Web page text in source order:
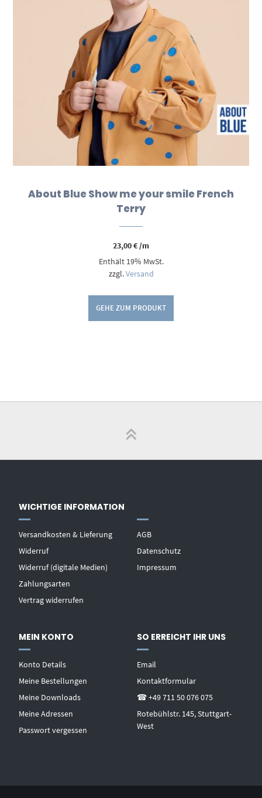
About Blue Show me your smile French
Terry
23,00€/m
Enthält 19% MwSt.
zzgl.Versand
GEHE ZUM PRODUKT
WICHTIGE INFORMATION
Versandkosten & Lieferung
Widerruf
Widerruf (digitale Medien)
Zahlungsarten
Vertrag widerrufen
AGB
Datenschutz
Impressum
MEIN KONTO
Konto Details
Meine Bestellungen
Meine Downloads
Meine Adressen
Passwort vergessen
SO ERREICHT IHR UNS
Email
Kontaktformular
☎ +49 711 50 076 075
Rotebühlstr. 145, Stuttgart-
West